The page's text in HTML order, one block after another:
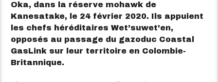
Oka, dans la réserve mohawk de
Kanesatake, le 24 février 2020. Ils appuient
les chefs héréditaires Wet’suwet’en,
opposés au passage du gazoduc Coastal
GasLink sur leur territoire en Colombie-
Britannique.